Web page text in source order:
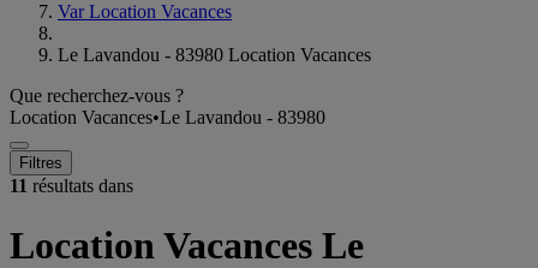
Var Location Vacances
Le Lavandou - 83980 Location Vacances
Que recherchez-vous ?
Location Vacances•Le Lavandou - 83980
Filtres
11 résultats dans
Location Vacances Le